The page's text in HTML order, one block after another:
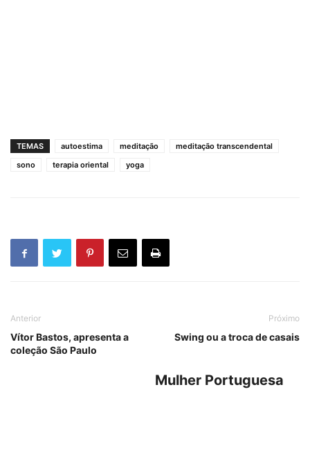
TEMAS autoestima meditação
meditação transcendental
sono
terapia oriental yoga
Anterior
Vítor Bastos, apresenta a
coleção São Paulo
Próximo
Swing ou a troca de casais
Mulher Portuguesa